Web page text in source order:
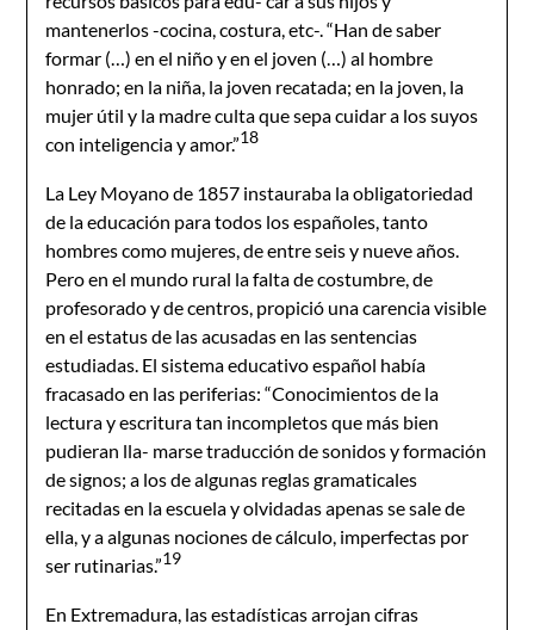
mantenerlos -cocina, costura, etc-. “Han de saber
formar (…) en el niño y en el joven (…) al hombre
honrado; en la niña, la joven recatada; en la joven, la
mujer útil y la madre culta que sepa cuidar a los suyos
con inteligencia y amor.”18
La Ley Moyano de 1857 instauraba la obligatoriedad
de la educación para todos los españoles, tanto
hombres como mujeres, de entre seis y nueve años.
Pero en el mundo rural la falta de costumbre, de
profesorado y de centros, propició una carencia visible
en el estatus de las acusadas en las sentencias
estudiadas. El sistema educativo español había
fracasado en las periferias: “Conocimientos de la
lectura y escritura tan incompletos que más bien
pudieran lla- marse traducción de sonidos y formación
de signos; a los de algunas reglas gramaticales
recitadas en la escuela y olvidadas apenas se sale de
ella, y a algunas nociones de cálculo, imperfectas por
ser rutinarias.”19
En Extremadura, las estadísticas arrojan cifras